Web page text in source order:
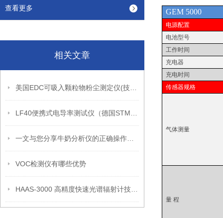
查看更多
相关文章
VOC检测仪有哪些优势
GEM 5000
电源配置
电池型号
工作时间
充电器
充电时间
传感器规格
气体测量
量 程